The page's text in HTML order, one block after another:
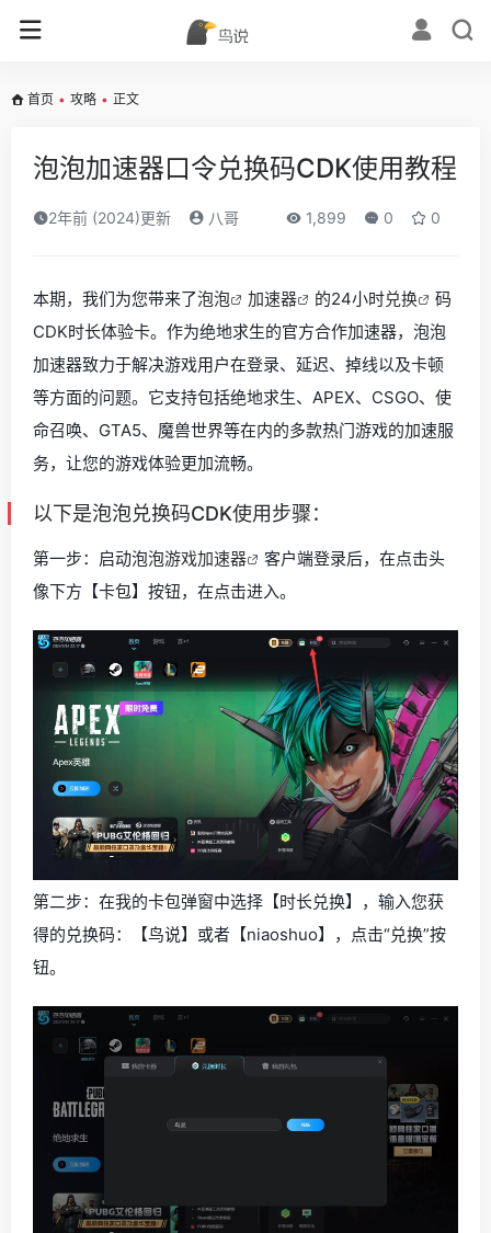
首页 • 攻略 • 正文
泡泡加速器口令兑换码CDK使用教程
2年前 (2024)更新 八哥 1,899 0 0
本期，我们为您带来了泡泡 加速器 的24小时兑换
码
CDK时长体验卡。作为绝地求生的官方合作加速器，泡泡
加速器致力于解决游戏用户在登录、延迟、掉线以及卡顿
等方面的问题。它支持包括绝地求生、APEX、CSGO、使
命召唤、GTA5、魔兽世界等在内的多款热门游戏的加速服
务，让您的游戏体验更加流畅。
以下是泡泡兑换码CDK使用步骤：
第一步：启动泡泡游戏加速器
客户端登录后，在点击头
像下方【卡包】按钮，在点击进入。
第二步：在我的卡包弹窗中选择【时长兑换】，输入您获
得的兑换码：【鸟说】或者【niaoshuo】，点击“兑换”按
钮。